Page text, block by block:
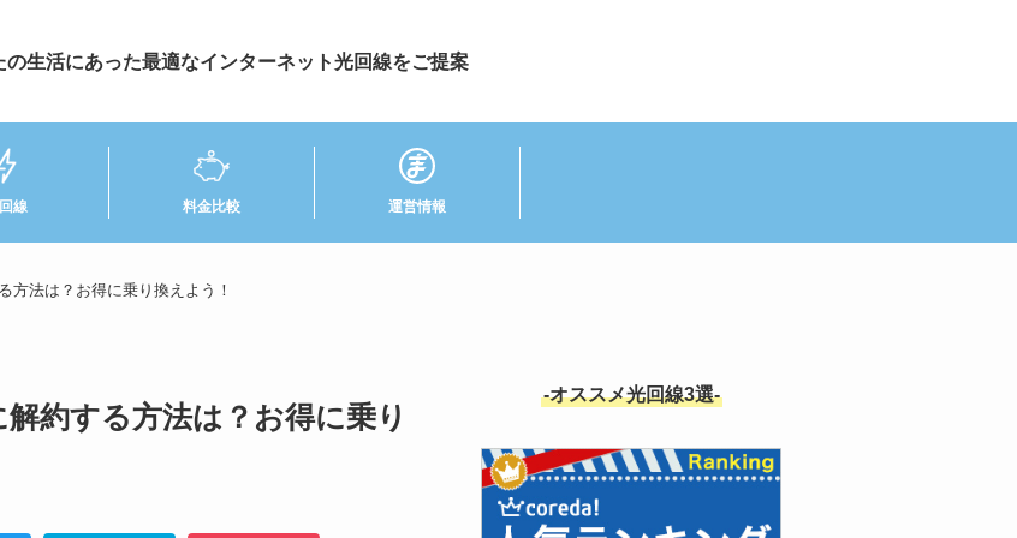
の生活にあった最適なインターネット光回線をご提案
線 料金比較 運営情報
方法は？お得に乗り換えよう！
約する方法は？お得に乗り
-オススメ光回線3選-